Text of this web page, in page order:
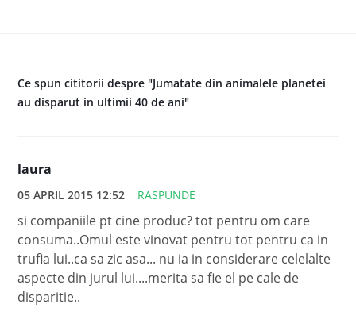
Ce spun cititorii despre "Jumatate din animalele planetei
au disparut in ultimii 40 de ani"
laura
05 APRIL 2015 12:52 RASPUNDE
si companiile pt cine produc? tot pentru om care
consuma..Omul este vinovat pentru tot pentru ca in
trufia lui..ca sa zic asa... nu ia in considerare celelalte
aspecte din jurul lui....merita sa fie el pe cale de
disparitie..